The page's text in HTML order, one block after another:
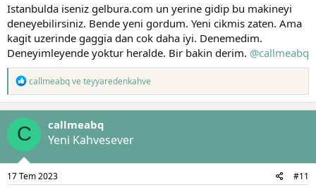
Istanbulda iseniz gelbura.com un yerine gidip bu makineyi
deneyebilirsiniz. Bende yeni gordum. Yeni cikmis zaten. Ama
kagit uzerinde gaggia dan cok daha iyi. Denemedim.
Deneyimleyende yoktur heralde. Bir bakin derim. @callmeabq
T
p
k
i
l
e
r
callmeabqve teyyaredenkahve
C callmeabq
Yeni Kahvesever
17 Tem 2023 #11